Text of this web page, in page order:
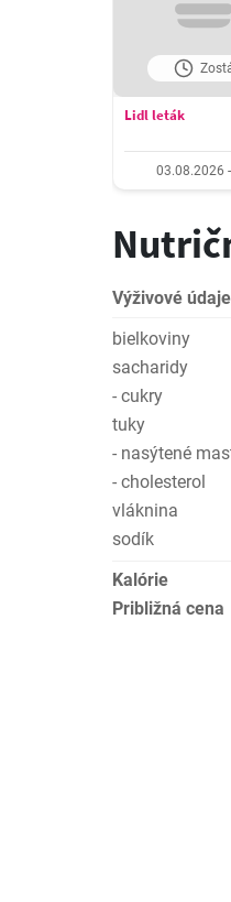
Lidl leták
03.08.2026
Výživové údaje
bielkoviny
sacharidy
- cukry
tuky
- nasýtené
- cholesterol
vláknina
sodík
Kalórie
Približná cena